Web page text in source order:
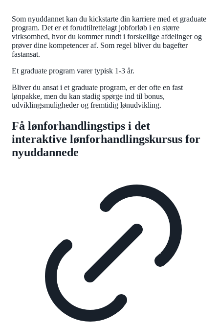
Som nyuddannet kan du kickstarte din karriere med et graduate
program. Det er et forudtilrettelagt jobforløb i en større
virksomhed, hvor du kommer rundt i forskellige afdelinger og
prøver dine kompetencer af. Som regel bliver du bagefter
fastansat.
Et graduate program varer typisk 1-3 år.
Bliver du ansat i et graduate program, er der ofte en fast
lønpakke, men du kan stadig spørge ind til bonus,
udviklingsmuligheder og fremtidig lønudvikling.
Få lønforhandlingstips i det
interaktive lønforhandlingskursus for
nyuddannede